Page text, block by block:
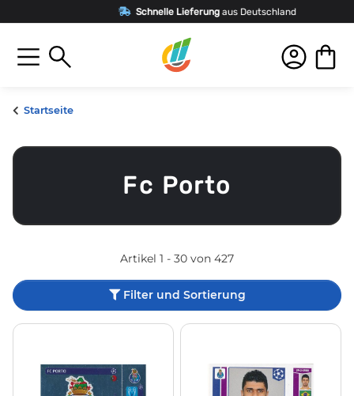
Schnelle Lieferungaus Deutschland
Startseite
Fc Porto
Artikel 1 - 30 von 427
Filter und Sortierung